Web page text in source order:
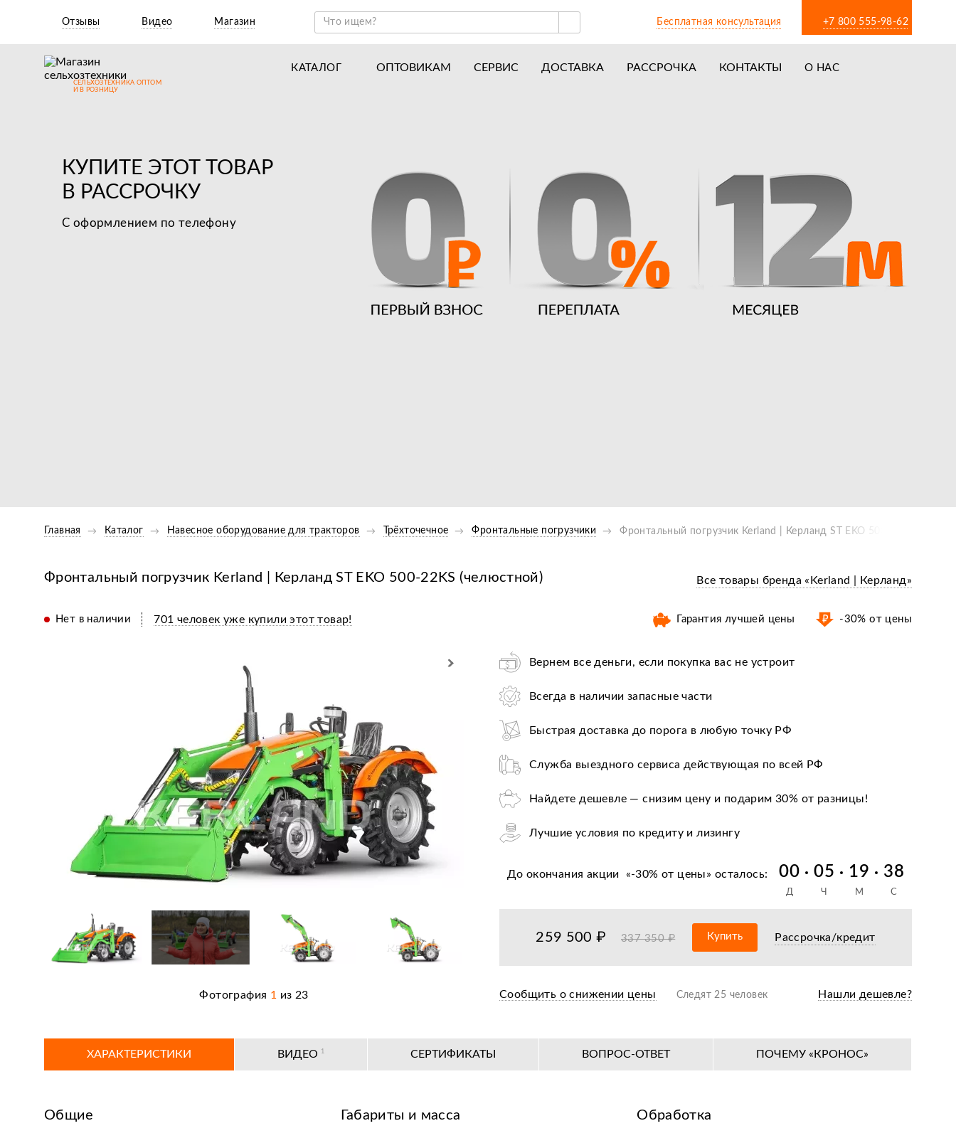
Отзывы Видео Магазин Бесплатная консультация +7 800 555-98-62
СЕЛЬХОЗТЕХНИКА ОПТОМ
И В РОЗНИЦУ
КАТАЛОГ
Навесное оборудование для мотоблоков
ОПТОВИКАМ СЕРВИС ДОСТАВКА РАССРОЧКА КОНТАКТЫ
О НАС
Новости
Отзывы
Вакансии
Гарантия лучшей цены
КУПИТЕ ЭТОТ ТОВАР
В РАССРОЧКУ
С оформлением по телефону
Главная Каталог Навесное оборудование для тракторов Трёхточечное Фронтальные погрузчики Фронтальный погрузчик Kerland | Керланд ST EKO 500-22KS
Фронтальный погрузчик Kerland | Керланд ST EKO 500-22KS (челюстной) Все товары бренда «Kerland | Керланд»
Нет в наличии 701 человек уже купили этот товар! Гарантия лучшей цены -30% от цены
Фотография 1 из 23
Вернем все деньги, если покупка вас не устроит
Всегда в наличии запасные части
Быстрая доставка до порога в любую точку РФ
Служба выездного сервиса действующая по всей РФ
Найдете дешевле — снизим цену и подарим 30% от разницы!
Лучшие условия по кредиту и лизингу
Оплата при получении после оформления документов
36+ авторизированных сервисных центров по всей РФ
До окончания акции «-30% от цены» осталось: 00 05 19 37
Д Ч М С
259 500 ₽ 337 350 ₽ Купить Рассрочка/кредит
Сообщить о снижении цены Следят 25 человек Нашли дешевле?
ХАРАКТЕРИСТИКИ ВИДЕО 1 СЕРТИФИКАТЫ ВОПРОС-ОТВЕТ ПОЧЕМУ «КРОНОС»
Общие Габариты и масса Обработка